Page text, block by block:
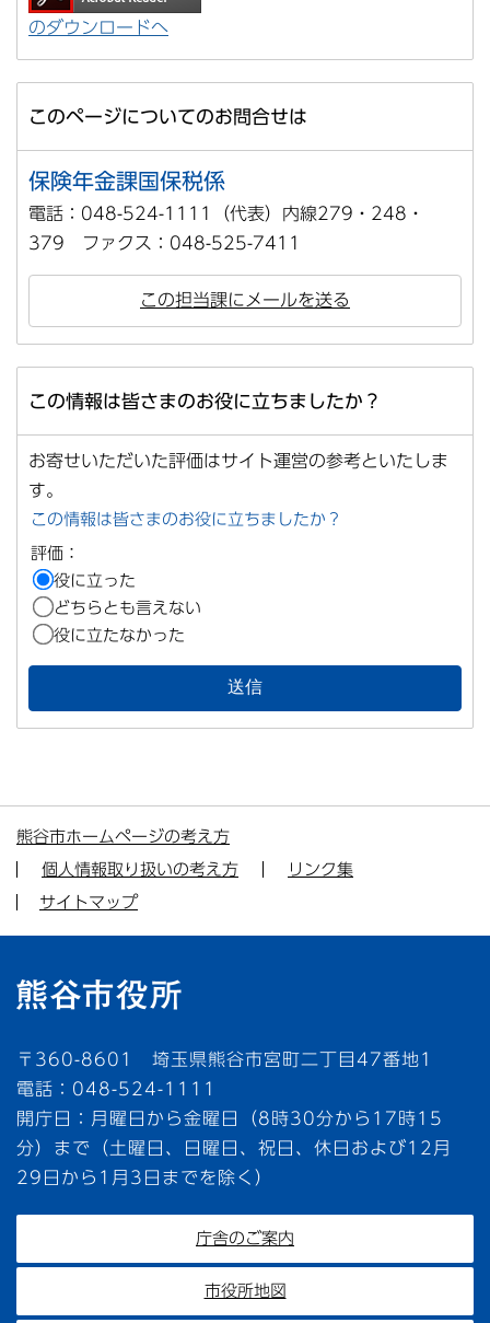
のダウンロードへ
このページについてのお問合せは
保険年金課国保税係
電話：048-524-1111（代表）内線279・248・
379 ファクス：048-525-7411
この担当課にメールを送る
この情報は皆さまのお役に立ちましたか？
お寄せいただいた評価はサイト運営の参考といたしま
す。
この情報は皆さまのお役に立ちましたか？
評価：
役に立った
どちらとも言えない
役に立たなかった
熊谷市ホームページの考え方
個人情報取り扱いの考え方
リンク集
サイトマップ
〒360-8601 埼玉県熊谷市宮町二丁目47番地1
電話：048-524-1111
開庁日：月曜日から金曜日（8時30分から17時15
分）まで（土曜日、日曜日、祝日、休日および12月
29日から1月3日までを除く）
庁舎のご案内
市役所地図